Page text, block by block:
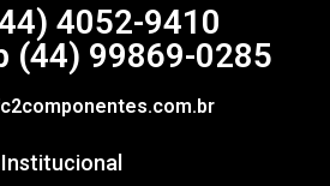
4052-9410
(44) 99869-0285
Institucional